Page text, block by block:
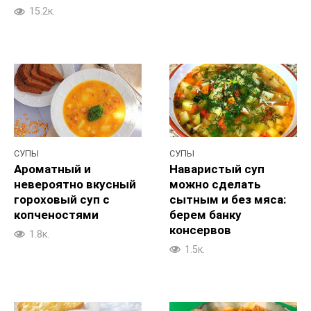
15.2к.
СУПЫ
Ароматный и
невероятно вкусный
гороховый суп с
копченостями
1.8к.
СУПЫ
Наваристый суп
можно сделать
сытным и без мяса:
берем банку
консервов
1.5к.